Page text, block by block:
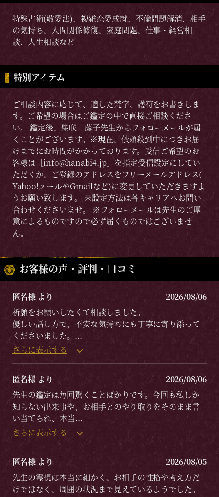
特殊占術(敬愛法)、複雑恋愛成就、不倫問題解消、相手
の気持ち、人間関係修復、家庭問題、仕事・経営相
談、人生相談など
特別アイテム
ご相談内容に応じて、適した梵字、護符をお書きしま
す。ご希望の場合はご鑑定の中で直接ご相談くださ
い。 鑑定後、柴咲 藤子先生からフォローメールが届
くことがございます。※現在、依頼殺到中につきお届
けまでにお時間がかかっております。受信ご希望のお
客様は［info@hanabi4.jp］を指定受信設定にしてい
ただくか、ご登録のアドレスをフリーメールアドレス(
Yahoo!メールやGmailなど)に変更していただきますよ
うお願い致します。 ※設定方法は各キャリアへお問い
合わせくださいませ。 ※フォローメールは先生のご厚
意によるものですので必ず届くものではございませ
ん。
お客様の声・評判・口コミ
匿名様 より
2026/08/06
祈願をお願いしたくて相談しました。
優しい話し方で、不安な気持ちにも丁寧に寄り添って
くださいました。 ...
さらに表示する
匿名様 より
2026/08/06
先生の鑑定は毎回驚くことばかりです。今回も私しか
知らない出来事や、お相手とのやり取りをそのまま言
い当てられ、本当...
さらに表示する
匿名様 より
2026/08/05
先生の霊視は本当に細かく、お相手の性格や考え方だ
けではなく、周囲の状況まで見えているようでした。